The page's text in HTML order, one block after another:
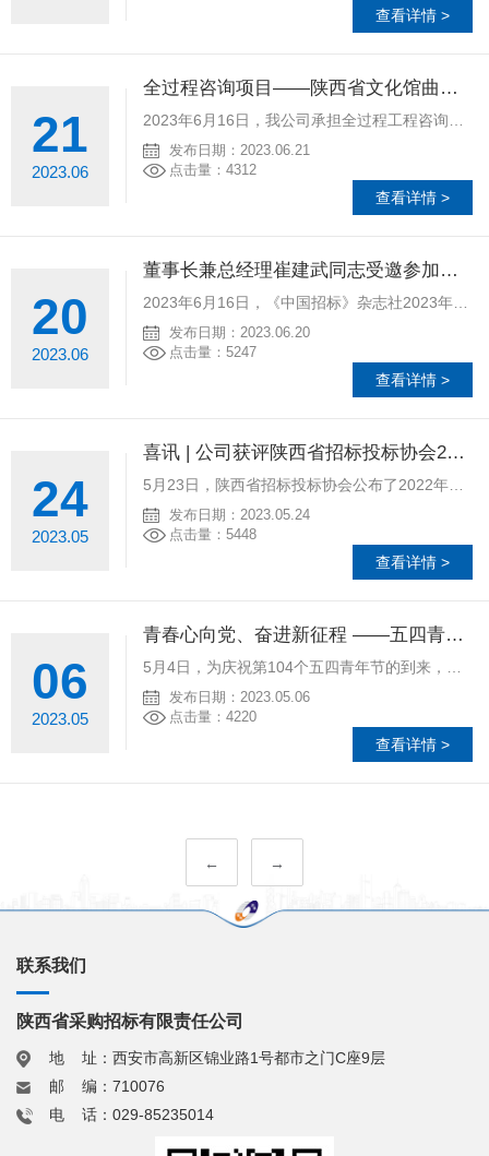
查看详情 >
21
2023.06
全过程咨询项目——陕西省文化馆曲江馆区建成开放
发布日期：2023.06.21
点击量：4312
查看详情 >
20
2023.06
董事长兼总经理崔建武同志受邀参加《中国招标》杂志社2023年度理事年会
发布日期：2023.06.20
点击量：5247
查看详情 >
24
2023.05
喜讯 | 公司获评陕西省招标投标协会2022年会员信用评价AAA单位
发布日期：2023.05.24
点击量：5448
查看详情 >
06
2023.05
青春心向党、奋进新征程 ——五四青年节观影活动
发布日期：2023.05.06
点击量：4220
查看详情 >
← →
联系我们
陕西省采购招标有限责任公司
地 址：西安市高新区锦业路1号都市之门C座9层
邮 编：710076
电 话：029-85235014